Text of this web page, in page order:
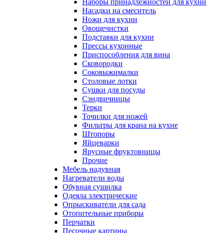
Наборы принадлежностей для кухни
Насадки на смеситель
Ножи для кухни
Овощечистки
Подставки для кухни
Прессы кухонные
Приспособления для вина
Сковородки
Соковыжималки
Столовые лотки
Сушки для посуды
Сэндвичницы
Терки
Точилки для ножей
Фильтры для крана на кухне
Штопоры
Яйцеварки
Ярусные фруктовницы
Прочие
Мебель надувная
Нагреватели воды
Обувная сушилка
Одеяла электрические
Опрыскиватели для сада
Отопительные приборы
Перчатки
Песочные картины